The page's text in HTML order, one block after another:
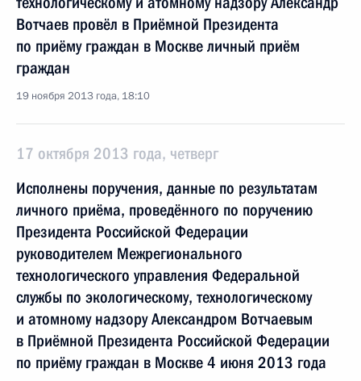
Вотчаев провёл в Приёмной Президента
по приёму граждан в Москве личный приём
граждан
19 ноября 2013 года, 18:10
17 октября 2013 года, четверг
Исполнены поручения, данные по результатам
личного приёма, проведённого по поручению
Президента Российской Федерации
руководителем Межрегионального
технологического управления Федеральной
службы по экологическому, технологическому
и атомному надзору Александром Вотчаевым
в Приёмной Президента Российской Федерации
по приёму граждан в Москве 4 июня 2013 года